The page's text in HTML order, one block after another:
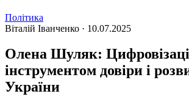
Політика
Віталій Іванченко · 10.07.2025
Олена Шуляк:
інструментом довіри і
України